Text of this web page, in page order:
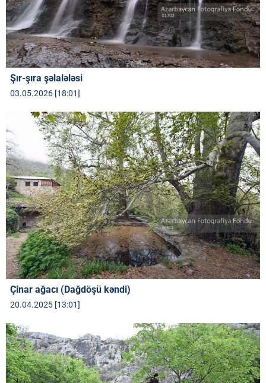
Şır-şıra şəlalələsi
03.05.2026 [18:01]
Çinar ağacı (Dağdöşü kəndi)
20.04.2025 [13:01]